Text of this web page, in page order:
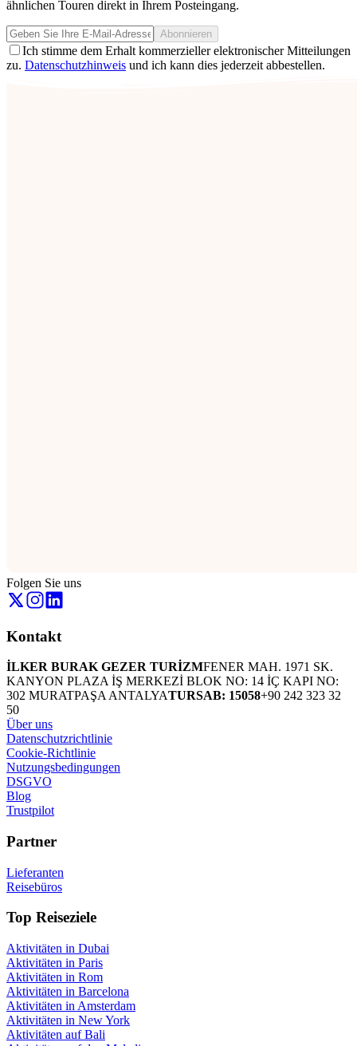
ähnlichen Touren direkt in Ihrem Posteingang.
Abonnieren
Ich stimme dem Erhalt kommerzieller elektronischer Mitteilungen
zu. Datenschutzhinweis und ich kann dies jederzeit abbestellen.
Folgen Sie uns
Kontakt
İLKER BURAK GEZER TURİZMFENER MAH. 1971 SK.
KANYON PLAZA İŞ MERKEZİ BLOK NO: 14 İÇ KAPI NO:
302 MURATPAŞA ANTALYATURSAB: 15058+90 242 323 32
50
Über uns
Datenschutzrichtlinie
Cookie-Richtlinie
Nutzungsbedingungen
DSGVO
Blog
Trustpilot
Partner
Lieferanten
Reisebüros
Top Reiseziele
Aktivitäten in Dubai
Aktivitäten in Paris
Aktivitäten in Rom
Aktivitäten in Barcelona
Aktivitäten in Amsterdam
Aktivitäten in New York
Aktivitäten auf Bali